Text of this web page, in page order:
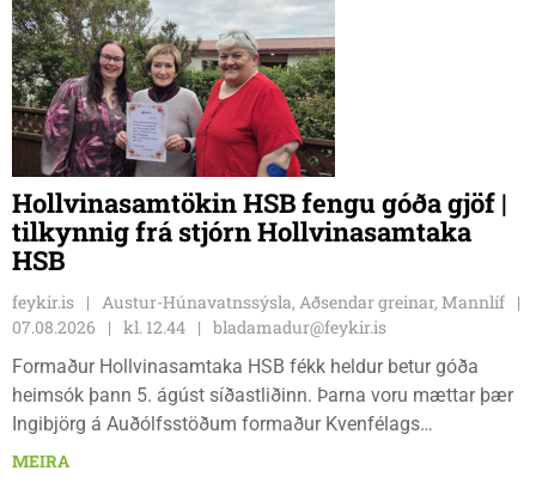
Hollvinasamtökin HSB fengu góða gjöf |
tilkynnig frá stjórn Hollvinasamtaka
HSB
feykir.is
Austur-Húnavatnssýsla, Aðsendar greinar, Mannlíf
07.08.2026
kl. 12.44
bladamadur@feykir.is
Formaður Hollvinasamtaka HSB fékk heldur betur góða
heimsók þann 5. ágúst síðastliðinn. Þarna voru mættar þær
Ingibjörg á Auðólfsstöðum formaður Kvenfélags
Bólstaðarhlíðarhrepps og Guðrún á Auðkúlu formaður
MEIRA